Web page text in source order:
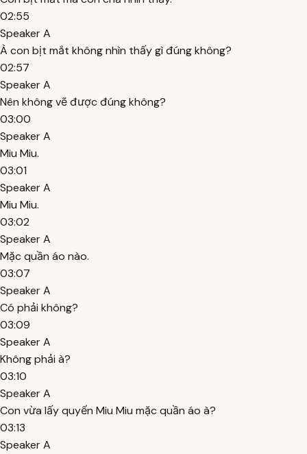
02:55
Speaker A
À con bịt mắt không nhìn thấy gì đúng không?
02:57
Speaker A
Nên không vẽ được đúng không?
03:00
Speaker A
Miu Miu.
03:01
Speaker A
Miu Miu.
03:02
Speaker A
Mặc quần áo nào.
03:07
Speaker A
Có phải không?
03:09
Speaker A
Không phải à?
03:10
Speaker A
Con vừa lấy quyển Miu Miu mặc quần áo à?
03:13
Speaker A